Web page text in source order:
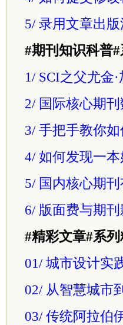
5/ 录用文章出
#期刊知识科普#
1/ SCI之父尤金
2/ 国际核心期
3/ 手把手教你如
4/ 如何发现一本
5/ 国内核心期
6/ 版面费与期刊
#精彩文章#系
01/ 城市设计
02/ 从智慧城市
03/ 传统阿拉伯